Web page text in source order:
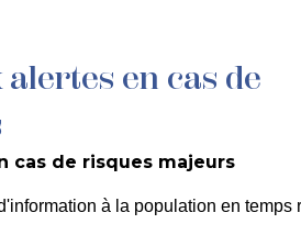
DÉCOUVRIR LA ROQUE
en cas de
cas de risques majeurs
à la population en temps